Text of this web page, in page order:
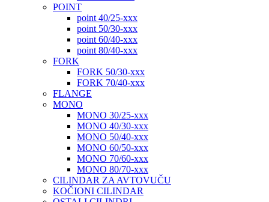
POINT
point 40/25-xxx
point 50/30-xxx
point 60/40-xxx
point 80/40-xxx
FORK
FORK 50/30-xxx
FORK 70/40-xxx
FLANGE
MONO
MONO 30/25-xxx
MONO 40/30-xxx
MONO 50/40-xxx
MONO 60/50-xxx
MONO 70/60-xxx
MONO 80/70-xxx
CILINDAR ZA AVTOVUČU
KOČIONI CILINDAR